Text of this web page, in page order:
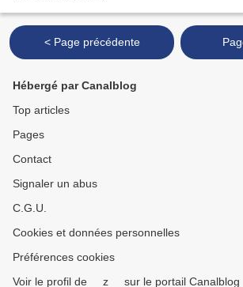
< Page précédente
Hébergé par Canalblog
Top articles
Pages
Contact
Signaler un abus
C.G.U.
Cookies et données personnelles
Préférences cookies
Voir le profil de __z__ sur le portail Canalblog